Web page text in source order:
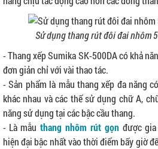
Sử dụng thang rút đôi đai nhôm
- Thang xếp Sumika SK-500DA có khả
đơn giản chỉ với vài thao tác.
- Sản phẩm là mẫu thang xếp đa năng
khác nhau và các thế sử dụng chữ A,
năng sử dụng tại các bậc cầu thang.
- Là mẫu thang nhôm rút gọn được
hiện đại bậc nhất vào thời điểm bấy giờ